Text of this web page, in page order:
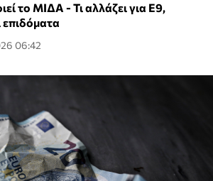
το ΜΙΔΑ - Τι αλλάζει για Ε9,
επιδόματα
06:42